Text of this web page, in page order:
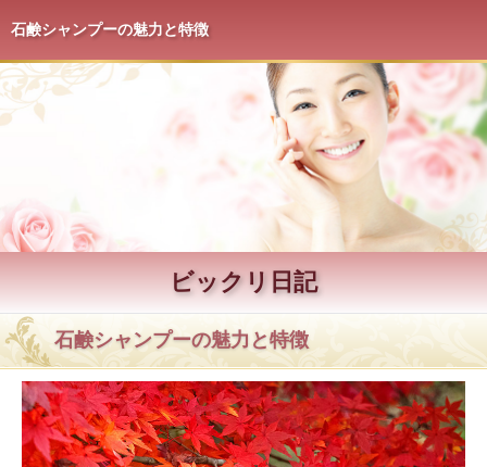
石鹸シャンプーの魅力と特徴
ビックリ日記
石鹸シャンプーの魅力と特徴